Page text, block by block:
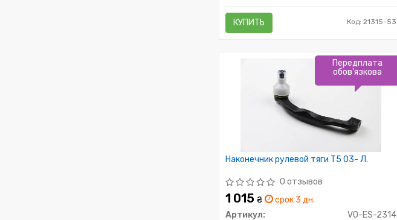
КУПИТЬ Код: 21315-53
Наконечник рулевой тяги T5 03- Л.
0 отзывов
1 015 ₴
срок 3 дн.
Артикул:
VO-ES-2314
Передплата
обов'язкова